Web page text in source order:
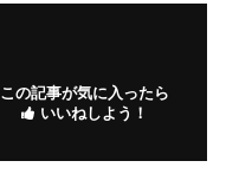
この記事が気に入ったら
いいねしよう！